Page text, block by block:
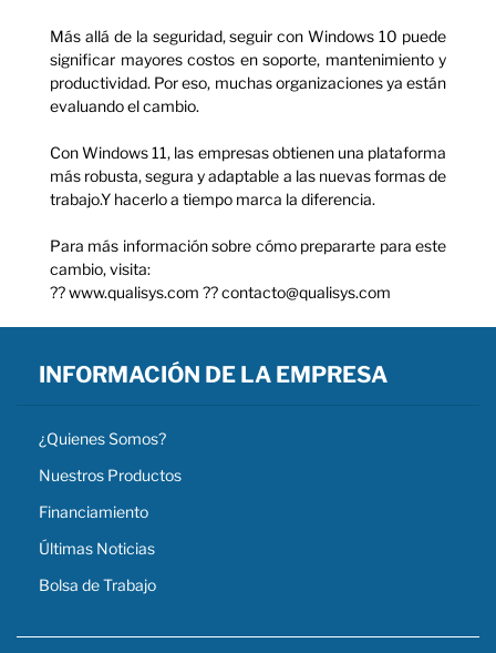
Más allá de la seguridad, seguir con Windows 10 puede
significar mayores costos en soporte, mantenimiento y
productividad. Por eso, muchas organizaciones ya están
evaluando el cambio.
Con Windows 11, las empresas obtienen una plataforma
más robusta, segura y adaptable a las nuevas formas de
trabajo.Y hacerlo a tiempo marca la diferencia.
Para más información sobre cómo prepararte para este
cambio, visita:
?? www.qualisys.com ?? contacto@qualisys.com
INFORMACIÓN DE LA EMPRESA
¿Quienes Somos?
Nuestros Productos
Financiamiento
Últimas Noticias
Bolsa de Trabajo